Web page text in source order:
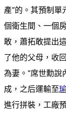
產”的。其預制單
個衛生間、一個
敢，蕭拓敢提出
了他的父母，收
為妻。”席世勳說
成，之后運輸至
進行拼裝，工廠